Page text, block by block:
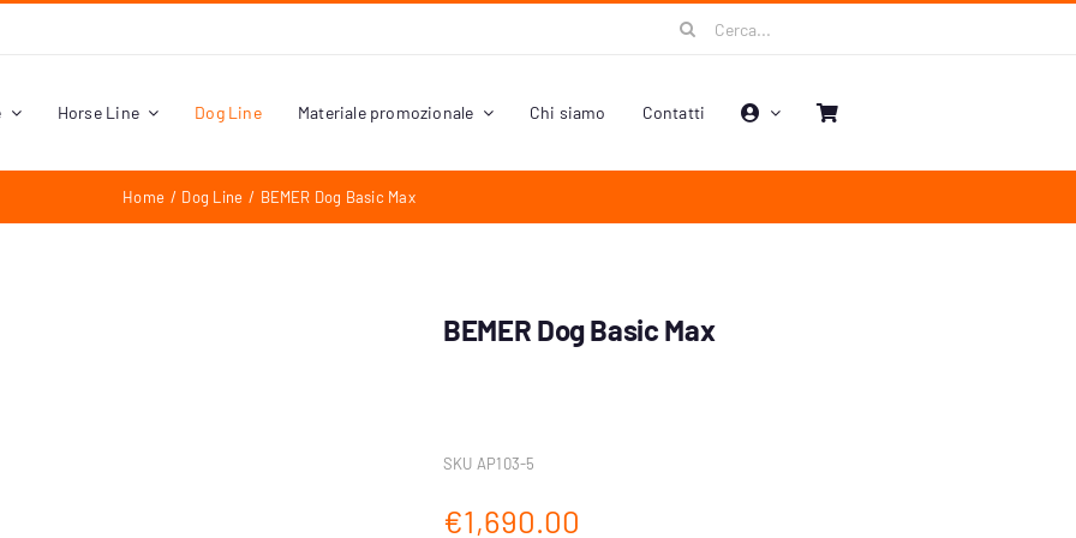
Cerca
Horse Line Dog Line Materiale promozionale Chi siamo Contatti
Home Dog Line BEMER Dog Basic Max
BEMER Dog Basic Max
SKU AP103-5
€1,690.00